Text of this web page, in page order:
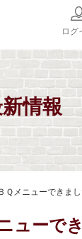
ログ
情報
メニューできまし
ューでき